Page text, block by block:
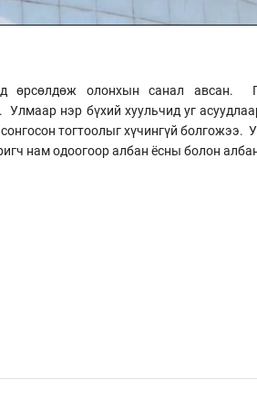
өрсөлдөж олонхын санал авсан.
нэр бүхий хуульчид уг
тогтоолыг хүчингүй болгожээ.
нам одоогоор албан ёсны болон